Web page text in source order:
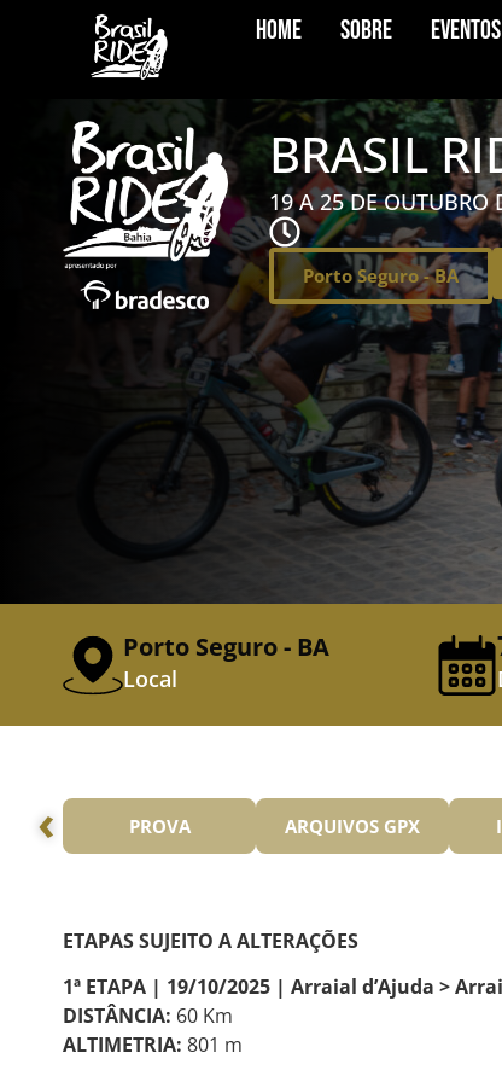
Home Sobre Eventos
BRASIL
19 A 25 DE OUTUBRO
Porto Seguro - BA
Porto Seguro - BA
Local
‹ PROVA ARQUIVOS GPX
ETAPAS SUJEITO A ALTERAÇÕES
1ª ETAPA | 19/10/2025 | Arraial d’Ajuda >
DISTÂNCIA: 60 Km
ALTIMETRIA: 801 m